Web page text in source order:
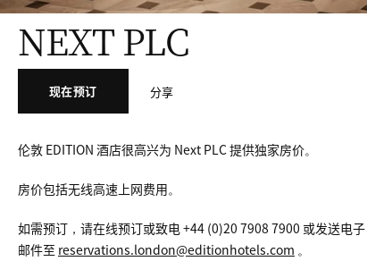
NEXT PLC
现在预订 分享
伦敦 EDITION 酒店很高兴为 Next PLC 提供独家房价。
房价包括无线高速上网费用。
如需预订，请在线预订或致电 +44 (0)20 7908 7900 或发送电子
邮件至 reservations.london@editionhotels.com 。